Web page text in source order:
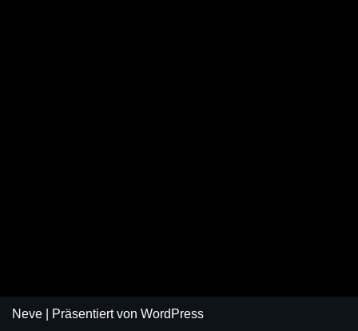
Neve | Präsentiert von WordPress